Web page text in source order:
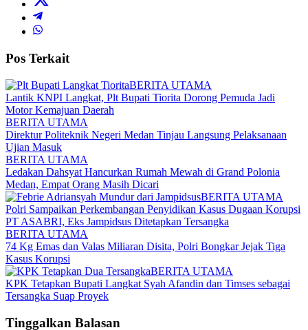
Pos Terkait
BERITA UTAMA
Lantik KNPI Langkat, Plt Bupati Tiorita Dorong Pemuda Jadi
Motor Kemajuan Daerah
BERITA UTAMA
Direktur Politeknik Negeri Medan Tinjau Langsung Pelaksanaan
Ujian Masuk
BERITA UTAMA
Ledakan Dahsyat Hancurkan Rumah Mewah di Grand Polonia
Medan, Empat Orang Masih Dicari
BERITA UTAMA
Polri Sampaikan Perkembangan Penyidikan Kasus Dugaan Korupsi
PT ASABRI, Eks Jampidsus Ditetapkan Tersangka
BERITA UTAMA
74 Kg Emas dan Valas Miliaran Disita, Polri Bongkar Jejak Tiga
Kasus Korupsi
BERITA UTAMA
KPK Tetapkan Bupati Langkat Syah Afandin dan Timses sebagai
Tersangka Suap Proyek
Tinggalkan Balasan